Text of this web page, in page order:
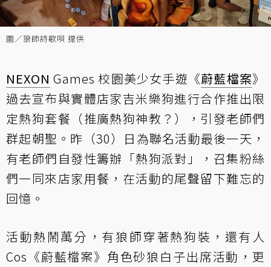
圖／狼師詩歌唄 提供
NEXON Games 校園美少女手遊《蔚藍檔案》
過去宣布與實體店家吉米樂狗進行合作推出限
定熱狗套餐（推廣熱狗神教？），引發老師們
群起朝聖。昨（30）日為聯名活動最後一天，
有老師們自發性籌辦「熱狗派對」，召集粉絲
們一同來店家用餐，在活動的尾聲留下難忘的
回憶。
活動熱鬧萬分，有狼師穿著熱狗裝，還有人
Cos《蔚藍檔案》角色砂狼白子出席活動，更